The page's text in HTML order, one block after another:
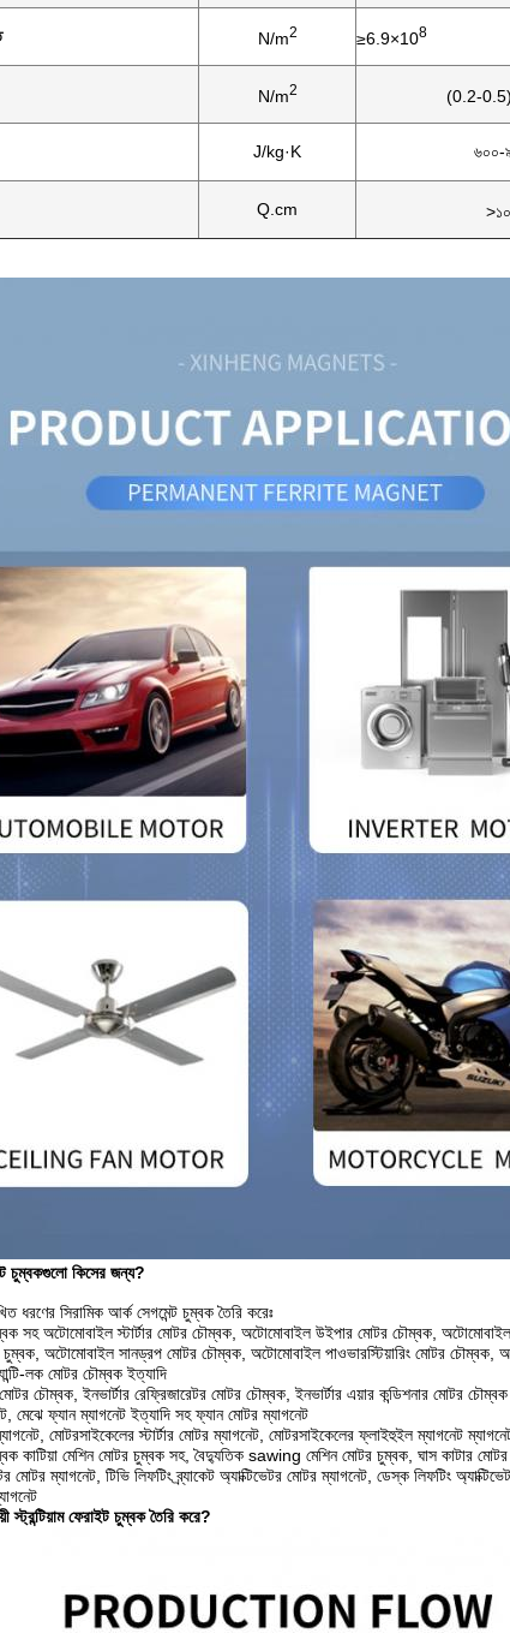
N/m2 ≥6.9×108
N/m2 (0.2-
J/kg·K ৬০০-
Q.cm >১০
চুম্বকগুলো কিসের জন্য?
ধরণের সিরামিক আর্ক সেগমেন্ট চুম্বক তৈরি করেঃ
সহ অটোমোবাইল স্টার্টার মোটর চৌম্বক, অটোমোবাইল উইপার মোটর চৌম্বক,
অটোমোবাইল সানড্রপ মোটর চৌম্বক, অটোমোবাইল পাওভারস্টিয়ারিং মোটর চৌম্বক,
লক মোটর চৌম্বক ইত্যাদি
মোটর চৌম্বক, ইনভার্টার রেফ্রিজারেটর মোটর চৌম্বক, ইনভার্টার এয়ার কন্ডিশনার মোটর
মেঝে ফ্যান ম্যাগনেট ইত্যাদি সহ ফ্যান মোটর ম্যাগনেট
মোটরসাইকেলের স্টার্টার মোটর ম্যাগনেট, মোটরসাইকেলের ফ্লাইহুইল ম্যাগনেট
কাটিয়া মেশিন মোটর চুম্বক সহ, বৈদ্যুতিক sawing মেশিন মোটর চুম্বক, ঘাস কাটার
মোটর ম্যাগনেট, টিভি লিফটিং ব্র্যাকেট অ্যাক্টিভেটর মোটর ম্যাগনেট, ডেস্ক লিফটিং
স্ট্রন্টিয়াম ফেরাইট চুম্বক তৈরি করে?